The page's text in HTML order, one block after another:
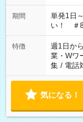
ださい！
期間
単発1日
い！ ＃
特徴 週1日か
業・Wワ
集 / 電話
気になる！